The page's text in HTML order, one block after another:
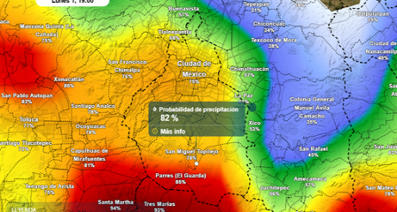
únicos
similares
como